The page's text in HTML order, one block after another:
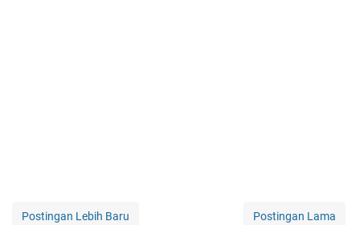
Postingan Lebih Baru Postingan Lama